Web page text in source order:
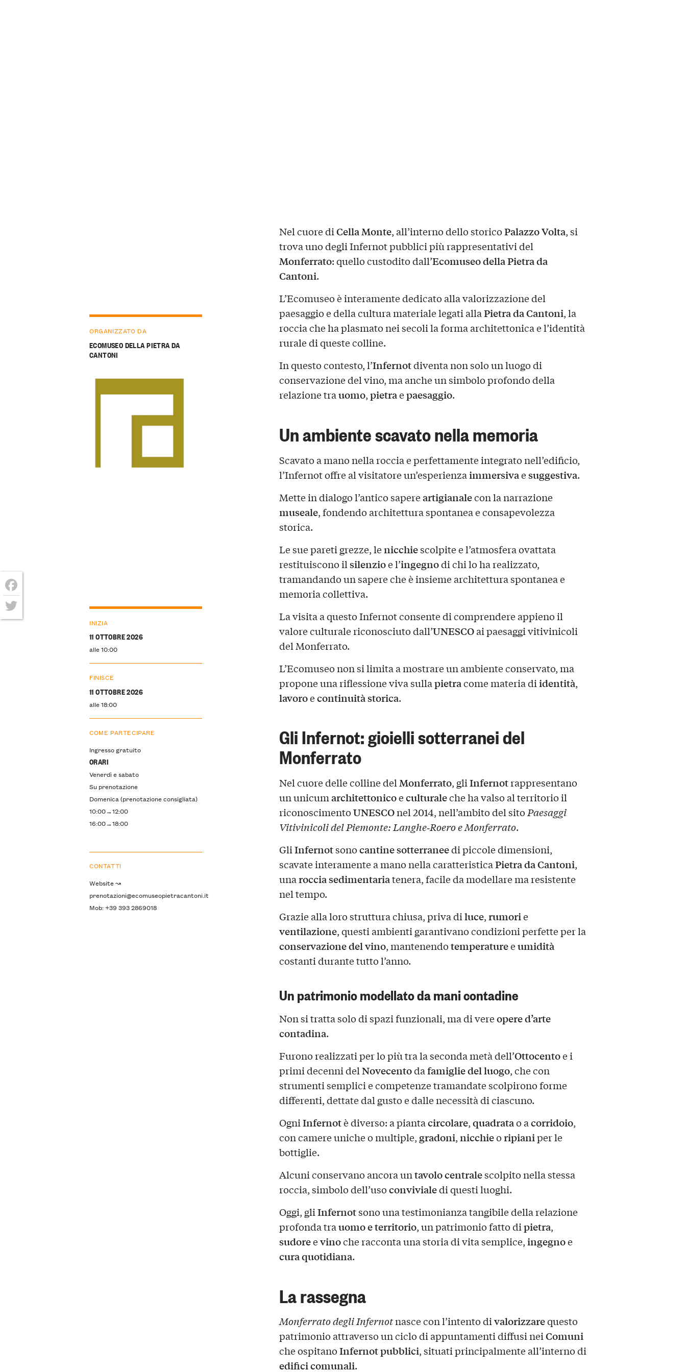
Nel cuore diCella Monte, all’interno dello storicoPalazzo Volta, si
trova uno degli Infernot pubblici più rappresentativi del
Monferrato: quello custodito dall’Ecomuseo della Pietra da
Cantoni.
L’Ecomuseo è interamente dedicato alla valorizzazione del
paesaggio e della cultura materiale legati allaPietra da Cantoni, la
roccia che ha plasmato nei secoli la forma architettonica e l’identità
rurale di queste colline.
In questo contesto, l’Infernotdiventa non solo un luogo di
conservazione del vino, ma anche un simbolo profondo della
relazione trauomo,pietraepaesaggio.
Un ambiente scavato nella memoria
Scavato a mano nella roccia e perfettamente integrato nell’edificio,
l’Infernot offre al visitatore un’esperienzaimmersivaesuggestiva.
Mette in dialogo l’antico sapereartigianalecon la narrazione
museale, fondendo architettura spontanea e consapevolezza
storica.
Le sue pareti grezze, lenicchiescolpite e l’atmosfera ovattata
restituiscono ilsilenzioe l’ingegnodi chi lo ha realizzato,
tramandando un sapere che è insieme architettura spontanea e
memoria collettiva.
La visita a questo Infernot consente di comprendere appieno il
valore culturale riconosciuto dall’UNESCOai paesaggi vitivinicoli
del Monferrato.
L’Ecomuseo non si limita a mostrare un ambiente conservato, ma
propone una riflessione viva sullapietracome materia diidentità,
lavoroecontinuità storica.
Gli Infernot: gioielli sotterranei del
Monferrato
Nel cuore delle colline delMonferrato, gliInfernotrappresentano
un unicumarchitettonicoeculturaleche ha valso al territorio il
riconoscimentoUNESCOnel 2014, nell’ambito del sitoPaesaggi
Vitivinicoli del Piemonte: Langhe‑Roero e Monferrato.
GliInfernotsonocantine sotterraneedi piccole dimensioni,
scavate interamente a mano nella caratteristicaPietra da Cantoni,
unaroccia sedimentariatenera, facile da modellare ma resistente
nel tempo.
Grazie alla loro struttura chiusa, priva diluce,rumorie
ventilazione, questi ambienti garantivano condizioni perfette per la
conservazione del vino, mantenendotemperatureeumidità
costanti durante tutto l’anno.
Un patrimonio modellato da mani contadine
Non si tratta solo di spazi funzionali, ma di vereopere d’arte
contadina.
Furono realizzati per lo più tra la seconda metà dell’Ottocentoe i
primi decenni delNovecentodafamiglie del luogo, che con
strumenti semplici e competenze tramandate scolpirono forme
differenti, dettate dal gusto e dalle necessità di ciascuno.
OgniInfernotè diverso: a piantacircolare,quadratao acorridoio,
con camere uniche o multiple, gradoni,nicchieoripianiper le
bottiglie.
Alcuni conservano ancora untavolo centralescolpito nella stessa
roccia, simbolo dell’usoconvivialedi questi luoghi.
Oggi, gliInfernotsono una testimonianza tangibile della relazione
profonda trauomo e territorio, un patrimonio fatto dipietra,
sudoreevinoche racconta una storia di vita semplice,ingegnoe
cura quotidiana.
La rassegna
Monferrato degli Infernotnasce con l’intento divalorizzarequesto
patrimonio attraverso un ciclo di appuntamenti diffusi neiComuni
che ospitanoInfernot pubblici, situati principalmente all’interno di
edifici comunali.
ORGANIZZATO DA
ECOMUSEO DELLA PIETRA DA
CANTONI
INIZIA
11 OTTOBRE 2026
alle 10:00
FINISCE
11 OTTOBRE 2026
alle 18:00
COME PARTECIPARE
Ingresso gratuito
ORARI
Venerdì e sabato
Su prenotazione
Domenica (prenotazione consigliata)
10:00→12:00
16:00→18:00
CONTATTI
Website ↝
prenotazioni@ecomuseopietracantoni.it
Mob: +39 393 2869018
Facebook
Twitter